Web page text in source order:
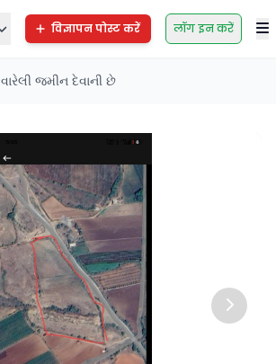
विज्ञापन पोस्ट करें लॉग इन करें
વારેલી જમીન દેવાની છે